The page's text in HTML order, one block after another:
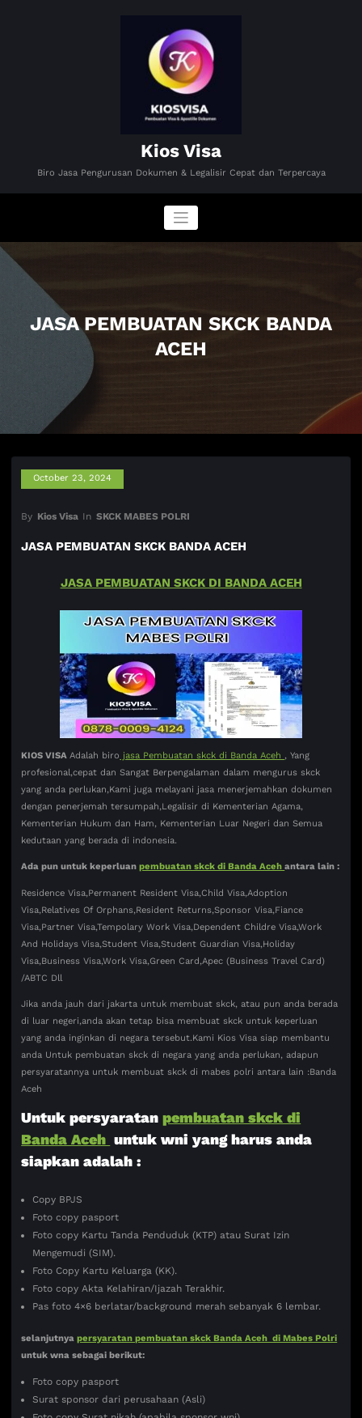
Kios Visa
Biro Jasa Pengurusan Dokumen & Legalisir Cepat dan Terpercaya
JASA PEMBUATAN SKCK BANDA
ACEH
October 23, 2024
By Kios Visa In SKCK MABES POLRI
JASA PEMBUATAN SKCK BANDA ACEH
JASA PEMBUATAN SKCK DI BANDA ACEH
KIOS VISAAdalah biro jasa Pembuatan skck di Banda Aceh , Yang
profesional,cepat dan Sangat Berpengalaman dalam mengurus skck
yang anda perlukan,Kami juga melayani jasa menerjemahkan dokumen
dengan penerjemah tersumpah,Legalisir di Kementerian Agama,
Kementerian Hukum dan Ham, Kementerian Luar Negeri dan Semua
kedutaan yang berada di indonesia.
Ada pun untuk keperluanpembuatan skck di Banda Acehantara lain :
Residence Visa,Permanent Resident Visa,Child Visa,Adoption
Visa,Relatives Of Orphans,Resident Returns,Sponsor Visa,Fiance
Visa,Partner Visa,Tempolary Work Visa,Dependent Childre Visa,Work
And Holidays Visa,Student Visa,Student Guardian Visa,Holiday
Visa,Business Visa,Work Visa,Green Card,Apec (Business Travel Card)
/ABTC Dll
Jika anda jauh dari jakarta untuk membuat skck, atau pun anda berada
di luar negeri,anda akan tetap bisa membuat skck untuk keperluan
yang anda inginkan di negara tersebut.Kami Kios Visa siap membantu
anda Untuk pembuatan skck di negara yang anda perlukan, adapun
persyaratannya untuk membuat skck di mabes polri antara lain :Banda
Aceh
Untuk persyaratanpembuatan skck di
Banda Aceh untuk wni yang harus anda
siapkan adalah :
Copy BPJS
Foto copy pasport
Foto copy Kartu Tanda Penduduk (KTP) atau Surat Izin
Mengemudi (SIM).
Foto Copy Kartu Keluarga (KK).
Foto copy Akta Kelahiran/Ijazah Terakhir.
Pas foto 4×6 berlatar/background merah sebanyak 6 lembar.
selanjutnyapersyaratan pembuatan skck Banda Aceh di Mabes Polri
untuk wna sebagai berikut:
Foto copy pasport
Surat sponsor dari perusahaan (Asli)